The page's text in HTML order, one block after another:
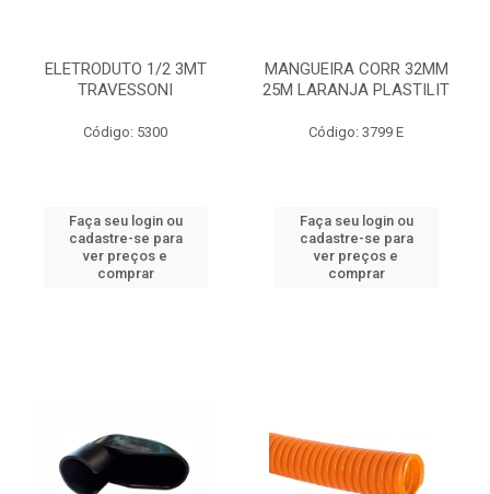
ELETRODUTO 1/2 3MT
TRAVESSONI
Código: 5300
Faça seu login ou
cadastre-se para
ver preços e
comprar
MANGUEIRA CORR 32MM
25M LARANJA PLASTILIT
Código: 3799 E
Faça seu login ou
cadastre-se para
ver preços e
comprar